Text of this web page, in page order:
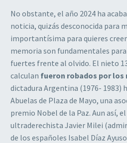
No obstante, el año 2024 ha
noticia, quizás desconocida para
importantísima para quieres
memoria son fundamentales para
fuertes frente al olvido. El nieto
calculan fueron robados por los
dictadura Argentina (1976- 1983)
Abuelas de Plaza de Mayo, una
premio Nobel de la Paz. Aun así,
ultraderechista Javier Milei
de los españoles Isabel Díaz